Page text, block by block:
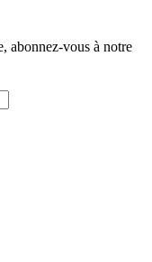
abonnez-vous à notre